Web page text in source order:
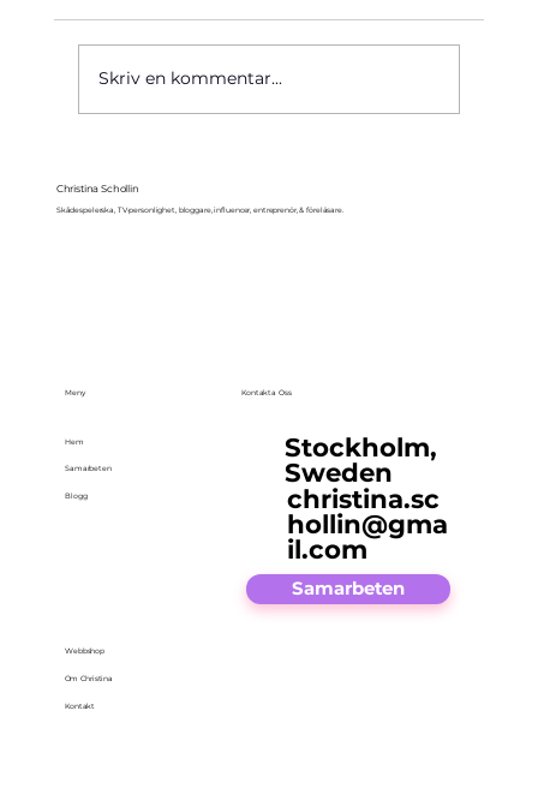
Skriv en kommentar...
Christina Schollin
Skådespelerska, TV-personlighet, bloggare, influencer, entreprenör, & föreläsare.
Meny
Hem
Samarbeten
Blogg
Webbshop
Om Christina
Kontakt
Kontakta Oss
Stockholm,
Sweden
christina.sc
hollin@gma
il.com
Samarbeten